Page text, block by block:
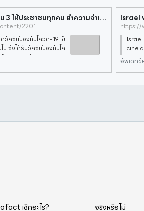
'อิสราเอล' ฉีดต่อไม่รอแล้ว เร่งบูสต์เข็ม 3 ให้ประชาชนทุกคน ย้ำความจำเป็น-ต่อกรเชื้อกลายพันธุ์
2201
วัคซีนป้องกันโควิด-19 เข็
ป ซึ่งได้รับวัคซีนป้องกันโค
ป็นการกระตุ้
cine
อัพเดท
เช็คอะไร? จริงหรือไม่